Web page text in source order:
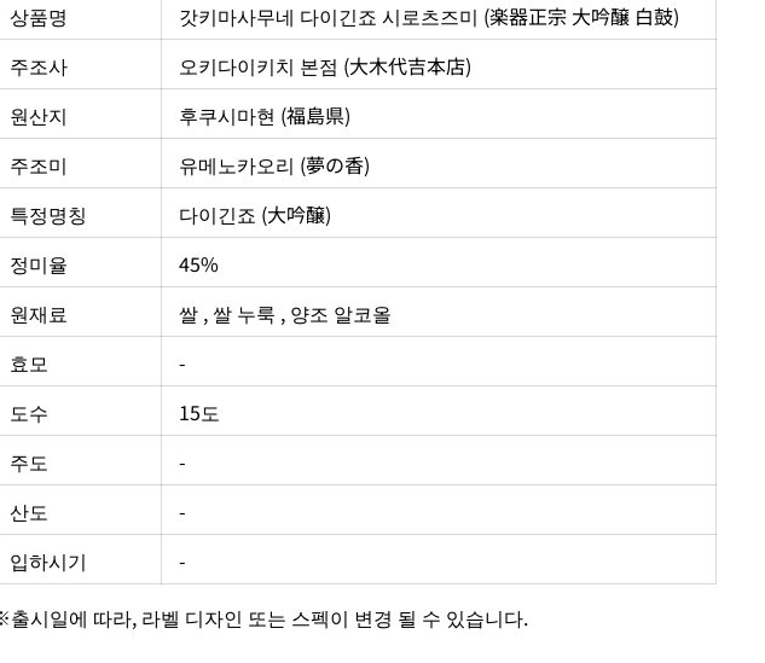
상품명
갓키마사무네 다이긴죠 시로츠즈미 (楽器正宗 大吟醸 白鼓)
주조사
오키다이키치 본점 (大木代吉本店)
원산지
후쿠시마현 (福島県)
주조미
유메노카오리 (夢の香)
특정명칭
다이긴죠 (大吟醸)
정미율
45%
원재료
쌀 , 쌀 누룩 , 양조 알코올
효모
-
도수
15도
주도
-
산도
-
입하시기
-
시일에 따라, 라벨 디자인 또는 스펙이 변경 될 수 있습니다.